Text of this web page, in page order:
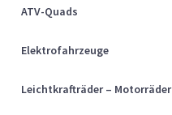
ATV-Quads
Elektrofahrzeuge
Leichtkrafträder – Motorräder